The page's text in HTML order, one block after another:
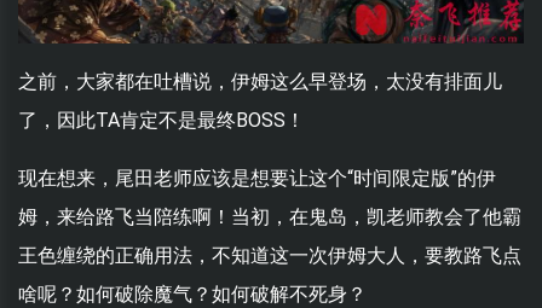
之前，大家都在吐槽说，伊姆这么早登场，太没有排面儿
了，因此TA肯定不是最终BOSS！
现在想来，尾田老师应该是想要让这个“时间限定版”的伊
姆，来给路飞当陪练啊！当初，在鬼岛，凯老师教会了他霸
王色缠绕的正确用法，不知道这一次伊姆大人，要教路飞点
啥呢？如何破除魔气？如何破解不死身？